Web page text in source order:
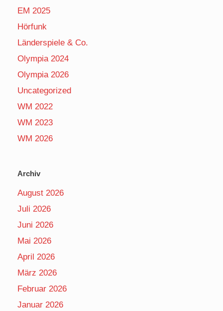
EM 2025
Hörfunk
Länderspiele & Co.
Olympia 2024
Olympia 2026
Uncategorized
WM 2022
WM 2023
WM 2026
Archiv
August 2026
Juli 2026
Juni 2026
Mai 2026
April 2026
März 2026
Februar 2026
Januar 2026